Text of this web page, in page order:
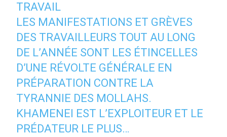
TRAVAIL
LES MANIFESTATIONS ET GRÈVES
DES TRAVAILLEURS TOUT AU LONG
DE L’ANNÉE SONT LES ÉTINCELLES
D’UNE RÉVOLTE GÉNÉRALE EN
PRÉPARATION CONTRE LA
TYRANNIE DES MOLLAHS.
KHAMENEI EST L’EXPLOITEUR ET LE
PRÉDATEUR LE PLUS…